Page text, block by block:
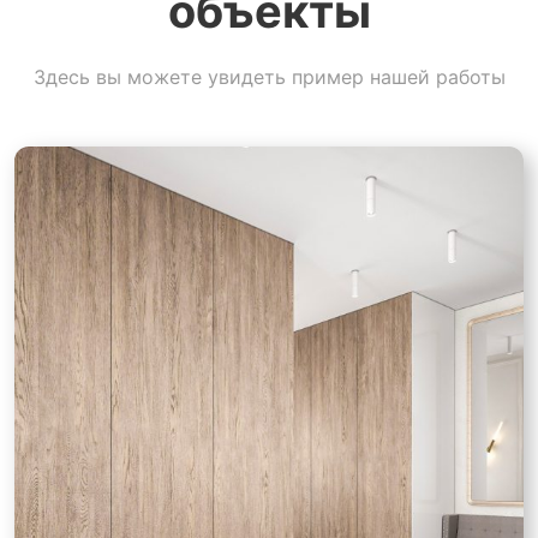
Здесь вы можете увидеть пример нашей работы